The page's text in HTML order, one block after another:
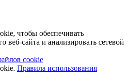
чтобы обеспечивать
веб-сайта и анализировать сетевой
cookie
Правила использования